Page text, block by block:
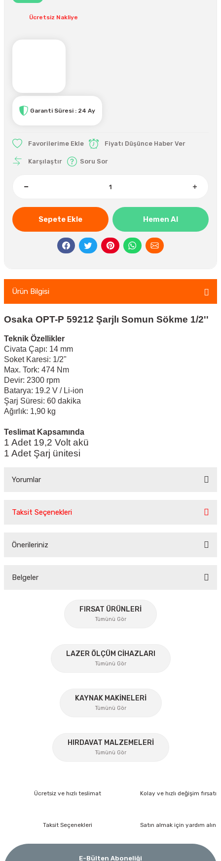
Ücretsiz Nakliye
Garanti Süresi : 24 Ay
Fiyatı Düşünce Haber Ver
Karşılaştır Soru Sor
Sepete Ekle Hemen Al
Ürün Bilgisi
Osaka OPT-P 59212 Şarjlı Somun Sökme 1/2''
Teknik Özellikler
Civata Çapı: 14 mm
Soket Karesi: 1/2"
Max. Tork: 474 Nm
Devir: 2300 rpm
Batarya: 19.2 V / Li-ion
Şarj Süresi: 60 dakika
Ağırlık: 1,90 kg
Teslimat Kapsamında
1 Adet 19,2 Volt akü
1 Adet Şarj ünitesi
Yorumlar
Taksit Seçenekleri
Önerileriniz
konularda yetersiz gördüğünüz noktaları öneri formunu
Ürün resmi kalitesiz, bozuk veya görüntülenemiyor.
Ürün bilgilerinde hatalar bulunuyor.
Ürün fiyatı diğer sitelerden daha pahalı.
Gönder
Belgeler
FIRSAT ÜRÜNLERİ
Tümünü Gör
İzeltaş
LAZER ÖLÇÜM CİHAZLARI
Tümünü Gör
Bosch Ölçme
KAYNAK MAKİNELERİ
Tümünü Gör
HIRDAVAT MALZEMELERİ
Tümünü Gör
Ücretsiz ve hızlı teslimat Kolay ve hızlı değişim fırsatı
Taksit Seçenekleri Satın almak için yardım alın
E-Bülten Aboneliği